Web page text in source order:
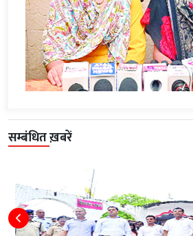
सम्बंधित ख़बरें